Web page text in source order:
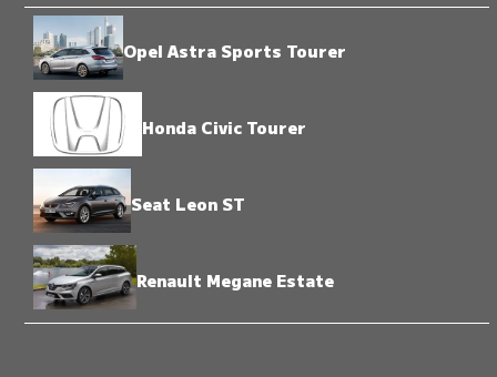
Opel Astra Sports Tourer
Honda Civic Tourer
Seat Leon ST
Renault Megane Estate